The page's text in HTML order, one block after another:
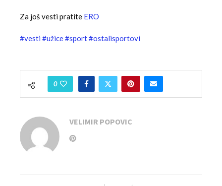
Za još vesti pratite ERO
#vesti #užice#sport#ostalisportovi
0
VELIMIR POPOVIC